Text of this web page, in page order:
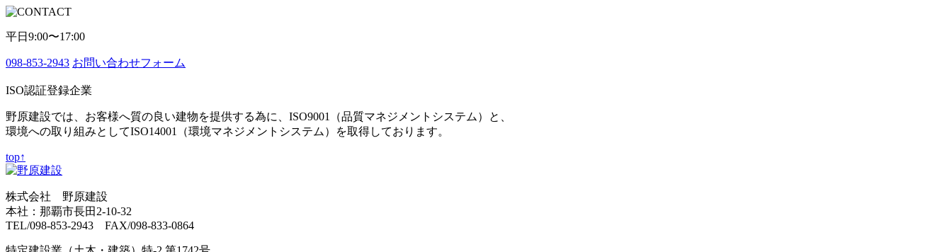
平日9:00〜17:00
098-853-2943 お問い合わせフォーム
ISO認証登録企業
野原建設では、お客様へ質の良い建物を提供する為に、ISO9001（品質マネジメントシステム）と、
環境への取り組みとしてISO14001（環境マネジメントシステム）を取得しております。
top↑
株式会社 野原建設
本社：那覇市長田2-10-32
TEL/098-853-2943 FAX/098-833-0864